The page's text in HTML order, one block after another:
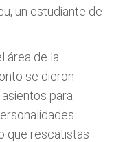
un estudiante de
área de la
se dieron
para
que rescatistas